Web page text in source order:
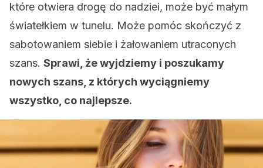
które otwiera drogę do nadziei, może być małym
światełkiem w tunelu. Może pomóc skończyć z
sabotowaniem siebie i żałowaniem utraconych
szans. Sprawi, że wyjdziemy i poszukamy
nowych szans, z których wyciągniemy
wszystko, co najlepsze.